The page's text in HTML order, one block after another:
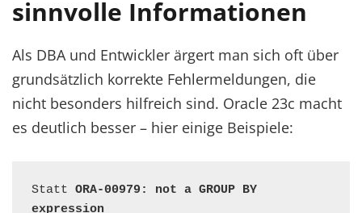
sinnvolle Informationen
Als DBA und Entwickler ärgert man sich oft über
grundsätzlich korrekte Fehlermeldungen, die
nicht besonders hilfreich sind. Oracle 23c macht
es deutlich besser – hier einige Beispiele:
Statt ORA-00979: not a GROUP BY
expression